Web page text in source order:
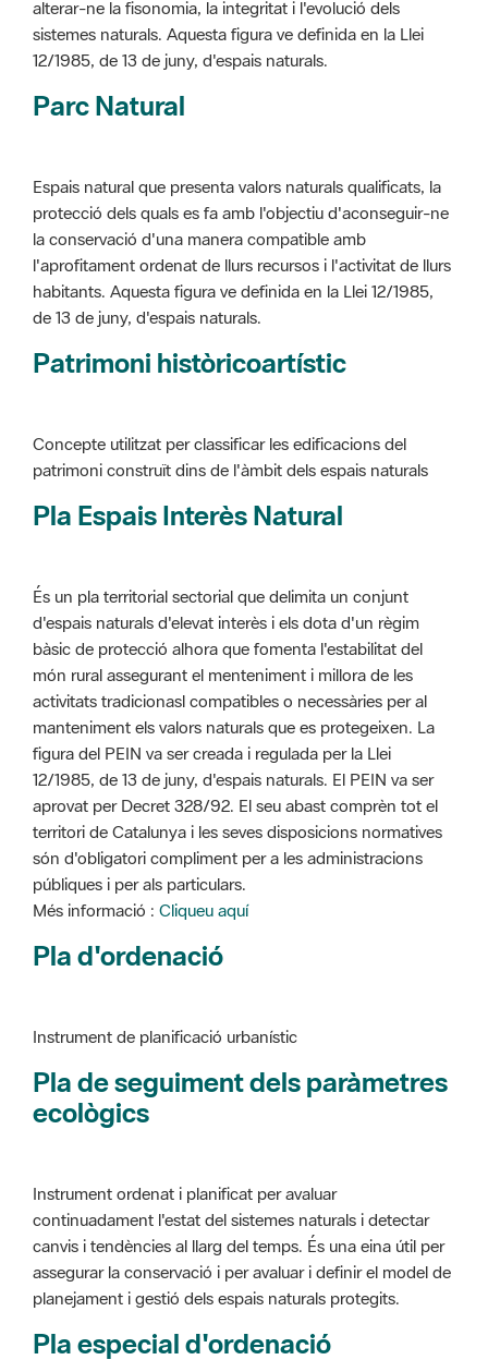
Parc Natural
Espais natural que presenta valors naturals qualificats, la
l'aprofitament ordenat de llurs recursos i l'activitat de llurs
habitants. Aquesta figura ve definida en la Llei 12/1985,
de 13 de juny, d'espais naturals.
Patrimoni històricoartístic
Concepte utilitzat per classificar les edificacions del
Pla Espais Interès Natural
És un pla territorial sectorial que delimita un conjunt
món rural assegurant el menteniment i millora de les
activitats tradicionasl compatibles o necessàries per al
manteniment els valors naturals que es protegeixen. La
figura del PEIN va ser creada i regulada per la Llei
12/1985, de 13 de juny, d'espais naturals. El PEIN va ser
aprovat per Decret 328/92. El seu abast comprèn tot el
territori de Catalunya i les seves disposicions normatives
són d'obligatori compliment per a les administracions
públiques i per als particulars.
Més informació :Cliqueu aquí
Pla d'ordenació
Instrument de planificació urbanístic
ecològics
Instrument ordenat i planificat per avaluar
assegurar la conservació i per avaluar i definir el model de
planejament i gestió dels espais naturals protegits.
Pla especial d'ordenació
Instrument de planificació urbanístic